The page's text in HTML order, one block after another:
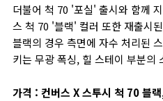
더불어 척 70 '포실' 출시와 함께
스 척 70 '블랙' 컬러 또한 재출시
블랙의 경우 측면에 자수 처리된
키는 무광 폭싱, 힐 스테이 부분의
가격 : 컨버스 X 스투시 척 70 블